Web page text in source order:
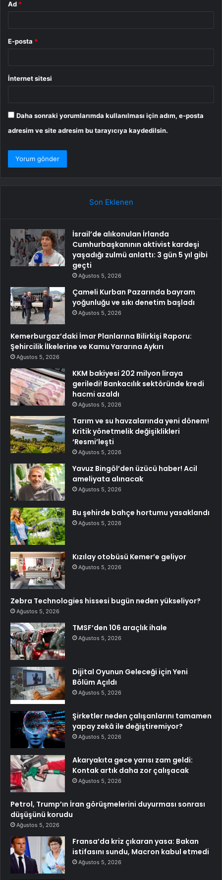
Ad *
E-posta *
İnternet sitesi
Daha sonraki yorumlarımda kullanılması için adım, e-posta
adresim ve site adresim bu tarayıcıya kaydedilsin.
Son Eklenen
İsrail’de alıkonulan İrlanda
Cumhurbaşkanının aktivist kardeşi
yaşadığı zulmü anlattı: 3 gün 5 yıl gibi
geçti
Ağustos 5, 2026
Çameli Kurban Pazarında bayram
yoğunluğu ve sıkı denetim başladı
Ağustos 5, 2026
Kemerburgaz’daki İmar Planlarına Bilirkişi Raporu:
Şehircilik İlkelerine ve Kamu Yararına Aykırı
Ağustos 5, 2026
KKM bakiyesi 202 milyon liraya
geriledi! Bankacılık sektöründe kredi
hacmi azaldı
Ağustos 5, 2026
Tarım ve su havzalarında yeni dönem!
Kritik yönetmelik değişiklikleri
‘Resmi’leşti
Ağustos 5, 2026
Yavuz Bingöl’den üzücü haber! Acil
ameliyata alınacak
Ağustos 5, 2026
Bu şehirde bahçe hortumu yasaklandı
Ağustos 5, 2026
Kızılay otobüsü Kemer’e geliyor
Ağustos 5, 2026
Zebra Technologies hissesi bugün neden yükseliyor?
Ağustos 5, 2026
TMSF’den 106 araçlık ihale
Ağustos 5, 2026
Dijital Oyunun Geleceği için Yeni
Bölüm Açıldı
Ağustos 5, 2026
Şirketler neden çalışanlarını tamamen
yapay zekâ ile değiştiremiyor?
Ağustos 5, 2026
Akaryakıta gece yarısı zam geldi:
Kontak artık daha zor çalışacak
Ağustos 5, 2026
Petrol, Trump’ın İran görüşmelerini duyurması sonrası
düşüşünü korudu
Ağustos 5, 2026
Fransa’da kriz çıkaran yasa: Bakan
istifasını sundu, Macron kabul etmedi
Ağustos 5, 2026